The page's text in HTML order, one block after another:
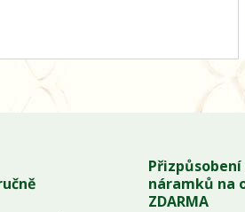
náramků na
ZDARMA